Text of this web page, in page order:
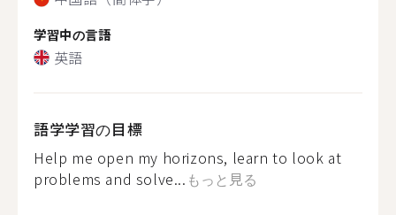
学習中の言語
英語
語学学習の目標
Help me open my horizons, learn to look at
problems and solve... もっと見る